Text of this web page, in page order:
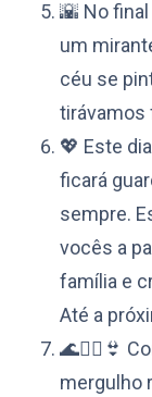
🌇 No
um
céu se
tirávamos
💖 Este
ficará
sempre.
vocês a
família e
Até a
🌊🏊‍♀️👙
mergulho